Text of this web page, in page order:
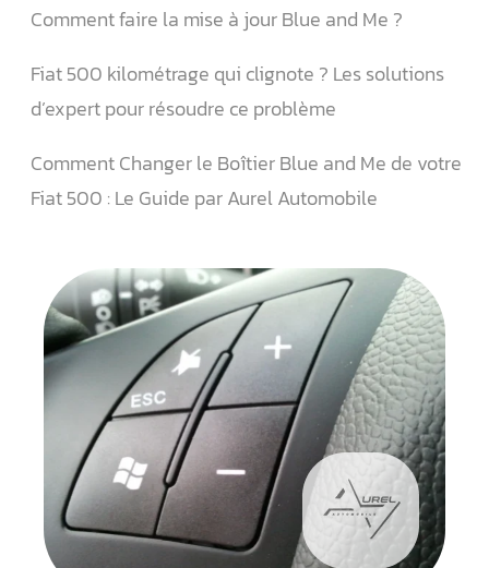
Comment faire la mise à jour Blue and Me ?
Fiat 500 kilométrage qui clignote ? Les solutions
d’expert pour résoudre ce problème
Comment Changer le Boîtier Blue and Me de votre
Fiat 500 : Le Guide par Aurel Automobile